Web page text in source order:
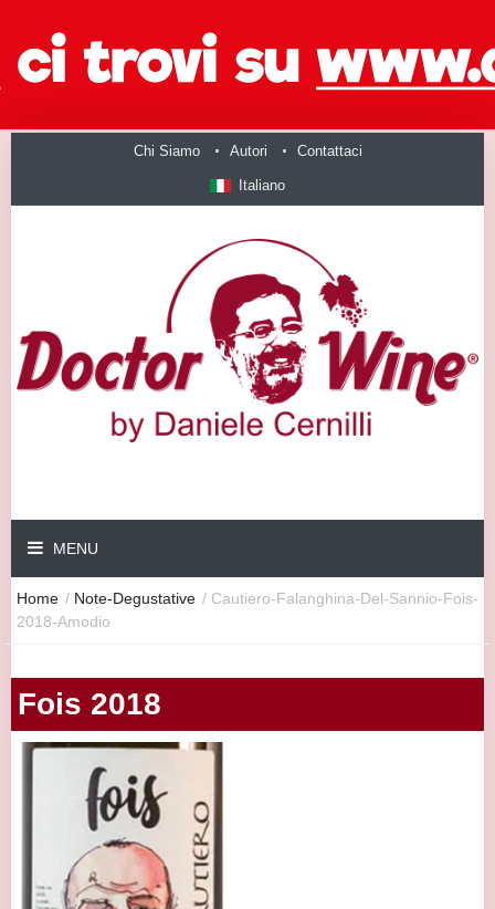
Chi Siamo Autori Contattaci
Italiano
MENU
Home / Note-Degustative / Cautiero-Falanghina-Del-Sannio-Fois-
2018-Amodio
Fois 2018